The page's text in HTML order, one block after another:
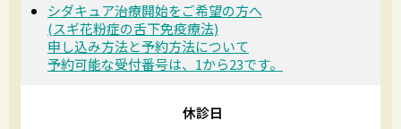
シダキュア治療開始をご希望の方へ
(スギ花粉症の舌下免疫療法)
申し込み方法と予約方法について
予約可能な受付番号は、1から23です。
休診日